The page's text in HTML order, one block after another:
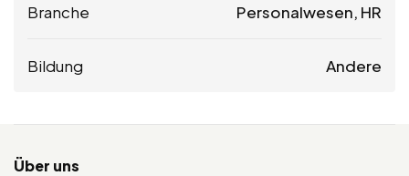
Branche Personalwesen, HR
Bildung Andere
Über uns